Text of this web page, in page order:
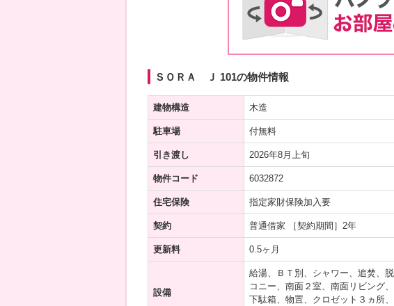
ＳＯＲＡ Ｊ 101の物件情報
建物構造 木造
駐車場 付無料
引き渡し 2026年8月上旬
物件コード 6032872
住宅保険 指定家財保険加入要
契約 普通借家 ［契約期間］2年
更新料 0.5ヶ月
設備
給湯、ＢＴ別、シャワー、追焚、
コニー、南面２室、南面リビング
下駄箱、物置、クロゼット３ヵ所